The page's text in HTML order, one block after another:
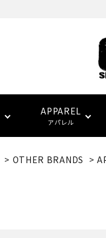
APPAREL
アパレル
> OTHER BRANDS >